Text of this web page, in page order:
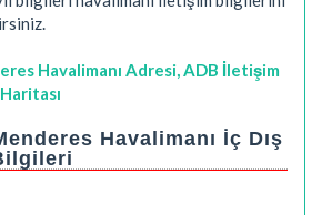
Havalimanı Adresi, ADB İletişim
Havalimanı İç Dış